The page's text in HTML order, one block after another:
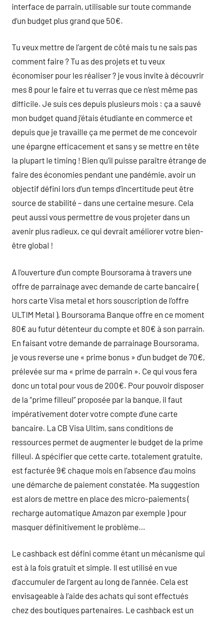
interface de parrain, utilisable sur toute commande
d’un budget plus grand que 50€.
Tu veux mettre de l’argent de côté mais tu ne sais pas
comment faire ? Tu as des projets et tu veux
économiser pour les réaliser ? je vous invite à découvrir
mes 8 pour le faire et tu verras que ce n’est même pas
difficile. Je suis ces depuis plusieurs mois : ça a sauvé
mon budget quand j’étais étudiante en commerce et
depuis que je travaille ça me permet de me concevoir
une épargne efficacement et sans y se mettre en tête
la plupart le timing ! Bien qu’il puisse paraître étrange de
faire des économies pendant une pandémie, avoir un
objectif défini lors d’un temps d’incertitude peut être
source de stabilité – dans une certaine mesure. Cela
peut aussi vous permettre de vous projeter dans un
avenir plus radieux, ce qui devrait améliorer votre bien-
être global !
A l’ouverture d’un compte Boursorama à travers une
offre de parrainage avec demande de carte bancaire (
hors carte Visa metal et hors souscription de l’offre
ULTIM Metal ), Boursorama Banque offre en ce moment
80€ au futur détenteur du compte et 80€ à son parrain.
En faisant votre demande de parrainage Boursorama,
je vous reverse une « prime bonus » d’un budget de 70€,
prélevée sur ma « prime de parrain ». Ce qui vous fera
donc un total pour vous de 200€. Pour pouvoir disposer
de la “prime filleul” proposée par la banque, il faut
impérativement doter votre compte d’une carte
bancaire. La CB Visa Ultim, sans conditions de
ressources permet de augmenter le budget de la prime
filleul. A spécifier que cette carte, totalement gratuite,
est facturée 9€ chaque mois en l’absence d’au moins
une démarche de paiement constatée. Ma suggestion
est alors de mettre en place des micro-paiements (
recharge automatique Amazon par exemple ) pour
masquer définitivement le problème…
Le cashback est défini comme étant un mécanisme qui
est à la fois gratuit et simple. Il est utilisé en vue
d’accumuler de l’argent au long de l’année. Cela est
envisageable à l’aide des achats qui sont effectués
chez des boutiques partenaires. Le cashback est un